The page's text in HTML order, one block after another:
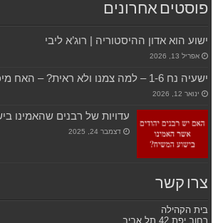
פוסטים אחרונים
ישוע הוא אדון ההיסטוריה | רוג’א ליבי
אפריל 13, 2026
ישעיה נח 1-6 – למה צמנו ולא ראית? – האח מיכאל בנטלי
ינואר 12, 2026
עדויות של רבנים שהאמינו
דצמבר 24, 2025
צרו קשר
בית הקהילה
רחוב יפת 42 תל אביב